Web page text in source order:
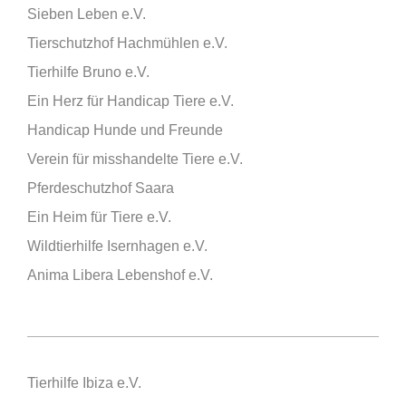
Sieben Leben e.V.
Tierschutzhof Hachmühlen e.V.
Tierhilfe Bruno e.V.
Ein Herz für Handicap Tiere e.V.
Handicap Hunde und Freunde
Verein für misshandelte Tiere e.V.
Pferdeschutzhof Saara
Ein Heim für Tiere e.V.
Wildtierhilfe Isernhagen e.V.
Anima Libera Lebenshof e.V.
Tierhilfe Ibiza e.V.